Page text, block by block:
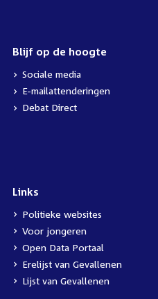
Blijf op de hoogte
Sociale media
E-mailattenderingen
Debat Direct
Links
Politieke websites
Voor jongeren
Open Data Portaal
Erelijst van Gevallenen
Lijst van Gevallenen